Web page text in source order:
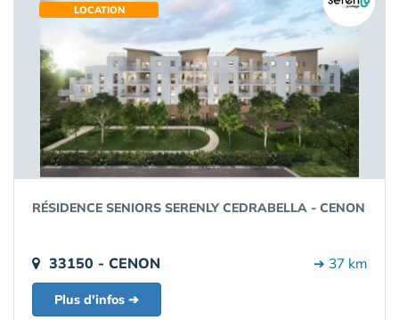
LOCATION
RÉSIDENCE SENIORS SERENLY CEDRABELLA - CENON
33150 - CENON ➔ 37 km
Plus d'infos ➔